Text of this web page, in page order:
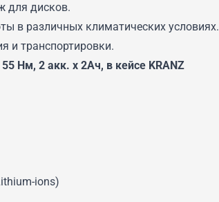
для дисков.
в различных климатических условиях.
и транспортировки.
Нм, 2 акк. х 2Ач, в кейсе KRANZ
ions)